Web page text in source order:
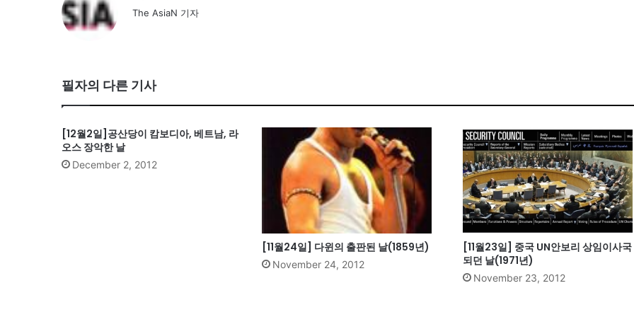
The AsiaN 기자
필자의 다른 기사
[12월2일]공산당이 캄보디아, 베트남, 라
오스 장악한 날
December 2, 2012
[11월24일] 다윈의 출판된 날(1859년)
November 24, 2012
[11월23일] 중국 UN안보리 상임이사국
되던 날(1971년)
November 23, 2012